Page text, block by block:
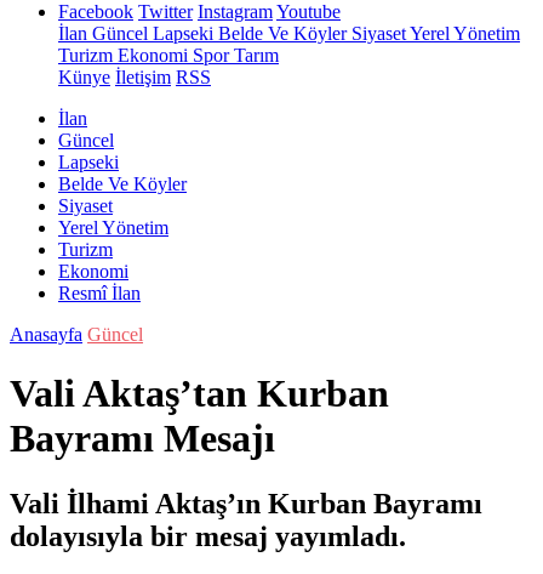
Facebook Twitter InstagramYoutube
İlan Güncel Lapseki Belde Ve KöylerSiyasetYerel Yönetim
Turizm Ekonomi SporTarım
Künye İletişim RSS
İlan
Güncel
Lapseki
Belde Ve Köyler
Siyaset
Yerel Yönetim
Turizm
Ekonomi
Resmî İlan
Anasayfa Güncel
Vali Aktaş’tan Kurban
Bayramı Mesajı
Vali İlhami Aktaş’ın Kurban Bayramı
dolayısıyla bir mesaj yayımladı.